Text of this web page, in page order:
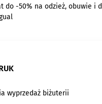
do -50% na odzież, obuwie i
wyprzedaż biżuterii